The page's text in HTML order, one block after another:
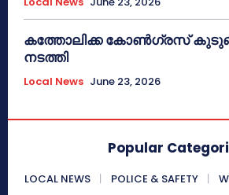
കത്തോലിക്ക കോൺഗ്രസ്
നടത്തി
Local News June 23, 2026
Popular
LOCAL NEWS POLICE & SAFETY